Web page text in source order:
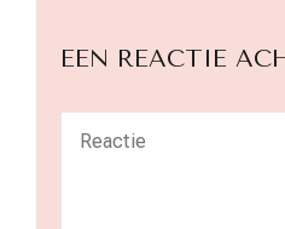
EEN REACTIE